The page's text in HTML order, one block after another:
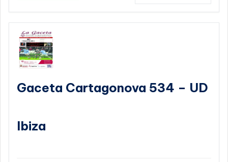
Gaceta Cartagonova 534 – UD
Ibiza